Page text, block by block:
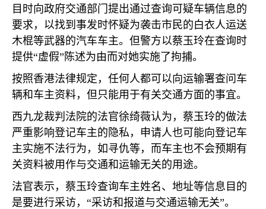
目时向政府交通部门提出通过查询可疑车辆信息的
要求，以找到事发时怀疑为袭击市民的白衣人运送
木棍等武器的汽车车主。但警方以蔡玉玲在查询时
提供“虚假”陈述为由而对她实施了拘捕。
按照香港法律规定，任何人都可以向运输署查问车
辆和车主资料，但只能用于有关交通方面的事宜。
西九龙裁判法院的法官徐绮薇认为，蔡玉玲的做法
严重影响登记车主的隐私，申请人也可能向登记车
主实施不法行为，如寻仇等，而车主也不会预期有
关资料被用作与交通和运输无关的用途。
法官表示，蔡玉玲查询车主姓名、地址等信息目的
是要进行采访，“采访和报道与交通运输无关”。